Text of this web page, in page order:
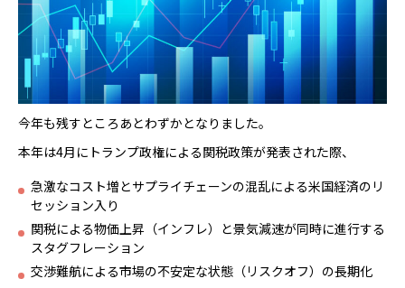
今年も残すところあとわずかとなりました。
本年は4月にトランプ政権による関税政策が発表された際、
急激なコスト増とサプライチェーンの混乱による米国経済のリ
セッション入り
関税による物価上昇（インフレ）と景気減速が同時に進行する
スタグフレーション
交渉難航による市場の不安定な状態（リスクオフ）の長期化